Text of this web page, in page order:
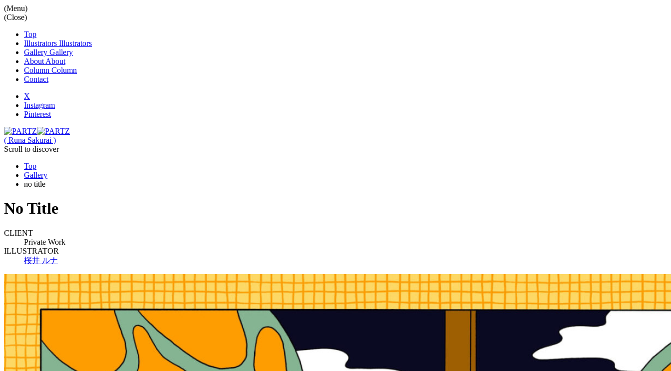
(Menu)
(Close)
Top
Illustrators Illustrators
Gallery Gallery
About About
Column Column
Contact
X
Instagram
Pinterest
( Runa Sakurai )
Scroll to discover
Top
Gallery
no title
No Title
CLIENT
Private Work
ILLUSTRATOR
桜井 ルナ